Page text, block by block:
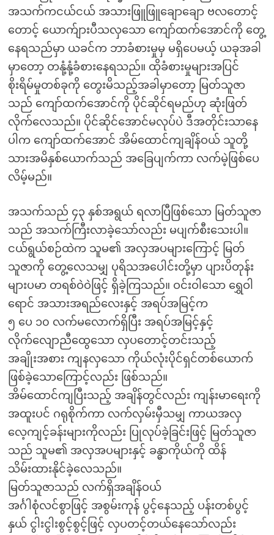
အသက်ကငယ်ငယ် အသားဖြူဖြူချောချော ဗလတောင့်
တောင့် ယောက်ျားပီသလှသော ကျော်ထက်အောင်ကို တွေ့
နေရသည်မှာ ယခင်က ဘာခံစားမှုမှ မရှိပေမယ့် ယခုအခါ
မှာတော့ တနုံ့နုံ့ခံစားနေရသည်။ ထိုခံစားမှုများအပြင်
စိုးရိမ်မှုတစ်ခုကို တွေးမိသည့်အခါမှာတော့ မြတ်သူဇာ
သည် ကျော်ထက်အောင်ကို ပိုင်ဆိုင်ရမည်ဟု ဆုံးဖြတ်
လိုက်လေသည်။ ပိုင်ဆိုင်အောင်မလုပ်ပဲ ဒီအတိုင်းသာနေ
ပါက ကျော်ထက်အောင် အိမ်ထောင်ကျချိန်ဝယ် သူတို့
သားအမိနှစ်ယောက်သည် အခြေပျက်ကာ လက်မဲ့ဖြစ်ပေ
လိမ့်မည်။
အသက်သည် ၄၃ နှစ်အရွယ် ရလာပြီဖြစ်သော မြတ်သူဇာ
သည် အသက်ကြီးလာခဲ့သော်လည်း မပျက်စီးသေးပါ။
ငယ်ရွယ်စဉ်ထဲက သူမ၏ အလှအပများကြောင့် မြတ်
သူဇာကို တွေ့လေသမျှ ပုရိသအပေါင်းတို့မှာ ပျားပိတုန်း
များပမာ တရစ်ဝဲဝဲဖြင့် ရှိခဲ့ကြသည်။ ဝင်းဝါသော ရွှေဝါ
ရောင် အသားအရည်လေးနှင့် အရပ်အမြင့်က
၅ ပေ ၁၀ လက်မလောက်ရှိပြီး အရပ်အမြင့်နှင့်
လိုက်လျောညီထွေသော လှပတောင့်တင်းသည့်
အချိုးအစား ကျနလှသော ကိုယ်လုံးပိုင်ရှင်တစ်ယောက်
ဖြစ်ခဲ့သောကြောင့်လည်း ဖြစ်သည်။
အိမ်ထောင်ကျပြီးသည့် အချိန်တွင်လည်း ကျန်းမာရေးကို
အထူးပင် ဂရုစိုက်ကာ လက်လှမ်းမှီသမျှ ကာယအလှ
လေ့ကျင့်ခန်းများကိုလည်း ပြုလုပ်ခဲ့ခြင်းဖြင့် မြတ်သူဇာ
သည် သူမ၏ အလှအပများနှင့် ခန္ဓာကိုယ်ကို ထိန်
သိမ်းထားနိုင်ခဲ့လေသည်။
မြတ်သူဇာသည် လက်ရှိအချိန်ဝယ်
အင်္ဂါစုံလင်စွာဖြင့် အစွမ်းကုန် ပွင့်နေသည့် ပန်းတစ်ပွင့်
နှယ် ငွါးငွါးစွင့်စွင့်ဖြင့် လှပတင့်တယ်နေသော်လည်း